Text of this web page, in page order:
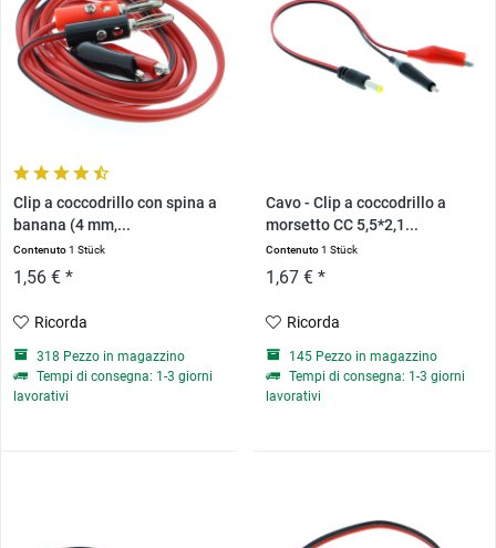
Clip a coccodrillo con spina a
banana (4 mm,...
Contenuto1 Stück
1,56 € *
Ricorda
318 Pezzo in magazzino
Tempi di consegna: 1-3 giorni
lavorativi
Cavo - Clip a coccodrillo a
morsetto CC 5,5*2,1...
Contenuto1 Stück
1,67 € *
Ricorda
145 Pezzo in magazzino
Tempi di consegna: 1-3 giorni
lavorativi